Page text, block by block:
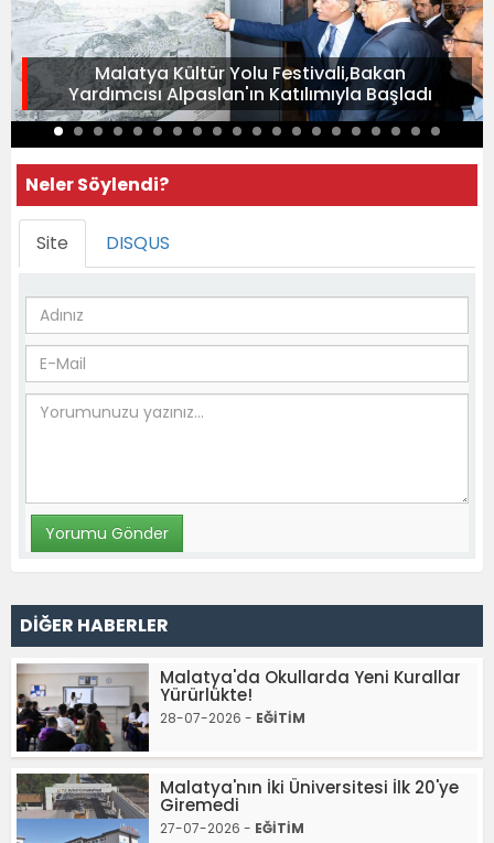
Malatya Kültür Yolu Festivali,Bakan
Yardımcısı Alpaslan'ın Katılımıyla Başladı
Neler Söylendi?
Site DISQUS
DİĞER HABERLER
Malatya'da Okullarda Yeni Kurallar
Yürürlükte!
28-07-2026 - EĞİTİM
Malatya'nın İki Üniversitesi İlk 20'ye
Giremedi
27-07-2026 - EĞİTİM